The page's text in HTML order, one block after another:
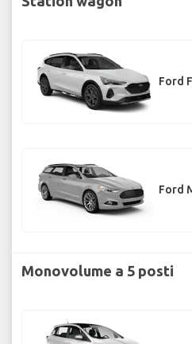
Ford
Ford
Monovolume a 5 posti